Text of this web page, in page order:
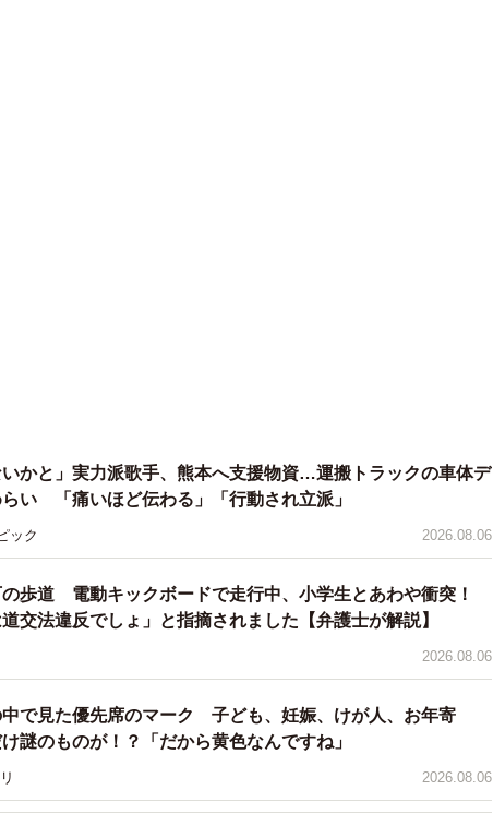
いの数を最大化できますが、その中に混ざる遊び目的・既婚
るための時間と精神的負担が非常に大きく、結果として成婚
です」としています。
いけどアプリは嫌だ！マッチングアプリ以外の出会いラン
いかと」実力派歌手、熊本へ支援物資…運搬トラックの車体デ
い 「痛いほど伝わる」「行動され立派」
ック 2026.08.06
の歩道 電動キックボードで走行中、小学生とあわや衝突！
道交法違反でしょ」と指摘されました【弁護士が解説】
2026.08.06
中で見た優先席のマーク 子ども、妊娠、けが人、お年寄
のものが！？「だから黄色なんですね」
2026.08.06